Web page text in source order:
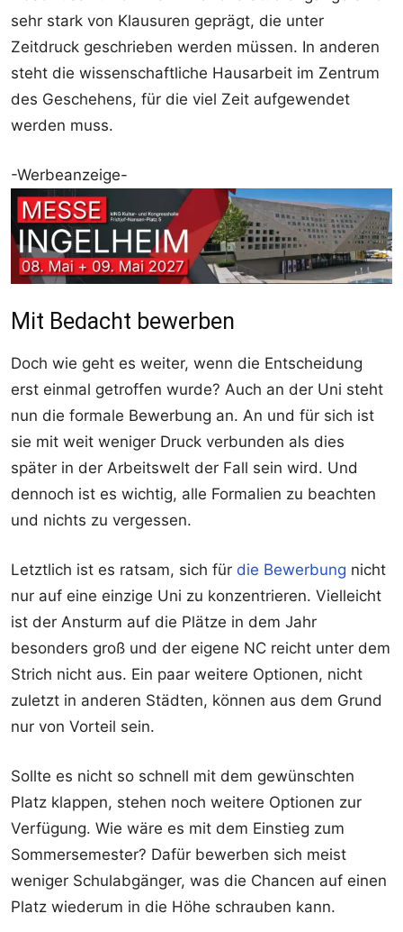
sehr stark von Klausuren geprägt, die unter
Zeitdruck geschrieben werden müssen. In anderen
steht die wissenschaftliche Hausarbeit im Zentrum
des Geschehens, für die viel Zeit aufgewendet
werden muss.
-Werbeanzeige-
Mit Bedacht bewerben
Doch wie geht es weiter, wenn die Entscheidung
erst einmal getroffen wurde? Auch an der Uni steht
nun die formale Bewerbung an. An und für sich ist
sie mit weit weniger Druck verbunden als dies
später in der Arbeitswelt der Fall sein wird. Und
dennoch ist es wichtig, alle Formalien zu beachten
und nichts zu vergessen.
Letztlich ist es ratsam, sich für die Bewerbung nicht
nur auf eine einzige Uni zu konzentrieren. Vielleicht
ist der Ansturm auf die Plätze in dem Jahr
besonders groß und der eigene NC reicht unter dem
Strich nicht aus. Ein paar weitere Optionen, nicht
zuletzt in anderen Städten, können aus dem Grund
nur von Vorteil sein.
Sollte es nicht so schnell mit dem gewünschten
Platz klappen, stehen noch weitere Optionen zur
Verfügung. Wie wäre es mit dem Einstieg zum
Sommersemester? Dafür bewerben sich meist
weniger Schulabgänger, was die Chancen auf einen
Platz wiederum in die Höhe schrauben kann.